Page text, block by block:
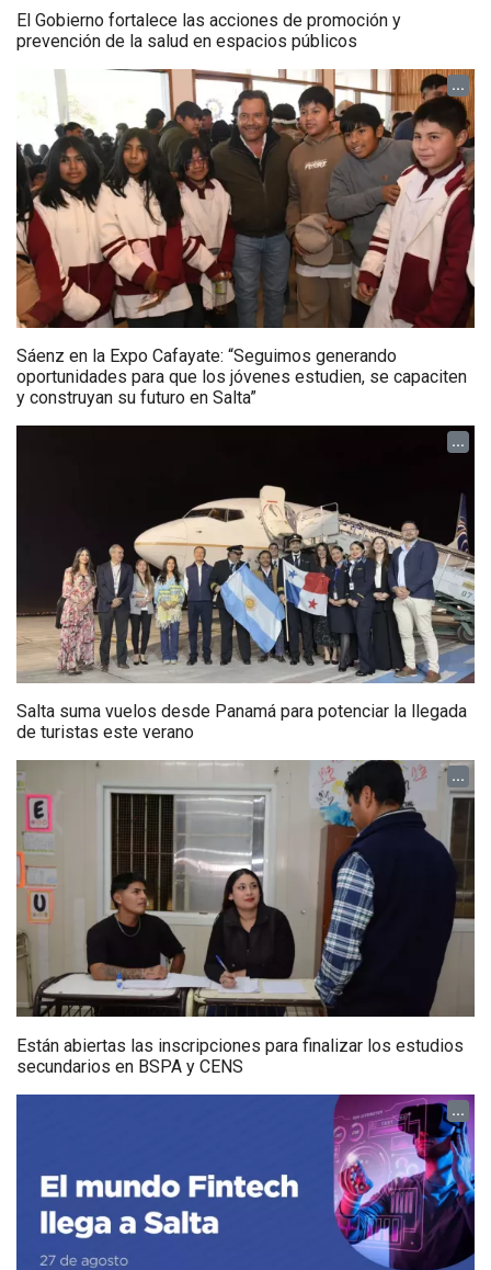
El Gobierno fortalece las acciones de promoción y
prevención de la salud en espacios públicos
...
Sáenz en la Expo Cafayate: “Seguimos generando
oportunidades para que los jóvenes estudien, se capaciten
y construyan su futuro en Salta”
...
Salta suma vuelos desde Panamá para potenciar la llegada
de turistas este verano
...
Están abiertas las inscripciones para finalizar los estudios
secundarios en BSPA y CENS
...